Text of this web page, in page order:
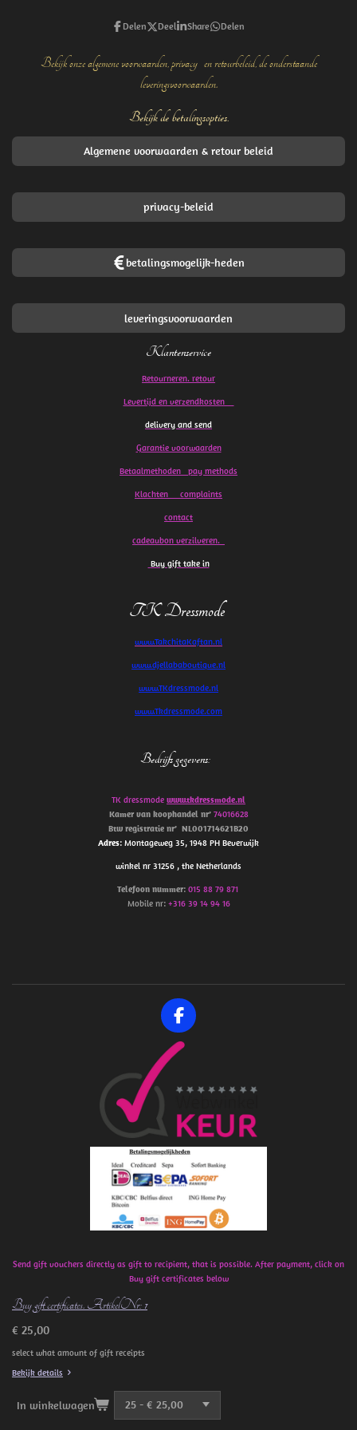
Delen Deel Share Delen
Bekijk onze algemene voorwaarden, privacy- en retourbeleid, de onderstaande
leveringsvoorwaarden.
Bekijk de betalingsopties.
Algemene voorwaarden & retour beleid
privacy-beleid
betalingsmogelijk-heden
leveringsvoorwaarden
Klantenservice
Retourneren. retour
Levertijd en verzendkosten
delivery and send
Garantie voorwaarden
Betaalmethoden pay methods
Klachten complaints
contact
cadeaubon verzilveren.
Buy gift take in
TK Dressmode
www.TakchitaKaftan.nl
www.djellababoutique.nl
www.TKdressmode.nl
www.Tkdressmode.com
Bedrijfs gegevens:
TK dressmode www.tkdressmode.nl
Kamer van koophandel nr’ 74016628
Btw registratie nr’ NL001714621B20
Adres: Montageweg 35, 1948 PH Beverwijk
winkel nr 31256 , the Netherlands
Telefoon nummer:015 88 79 871
Mobile nr: +316 39 14 94 16
F
a
c
b
o
k
Send gift vouchers directly as gift to recipient, that is possible. After payment, click on
Buy gift certificates below
Buy gift certificates. ArtikelNr: 1
€ 25,00
select what amount of gift receipts
Bekijk details
In winkelwagen